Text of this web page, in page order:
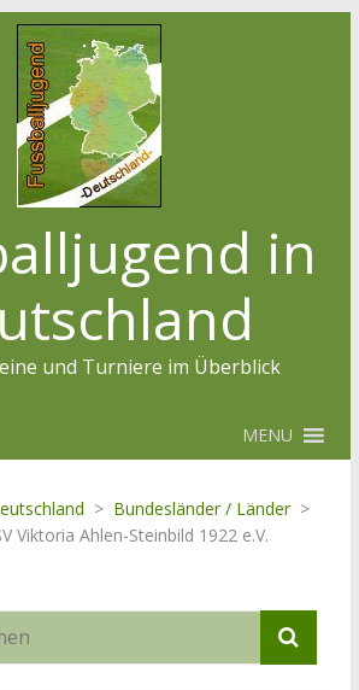
in
und Turniere im Überblick
MENU
> Bundesländer / Länder >
Viktoria Ahlen-Steinbild 1922 e.V.